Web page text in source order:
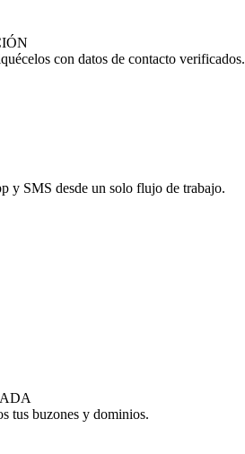
con datos de contacto verificados.
y SMS desde un solo flujo de trabajo.
tus buzones y dominios.